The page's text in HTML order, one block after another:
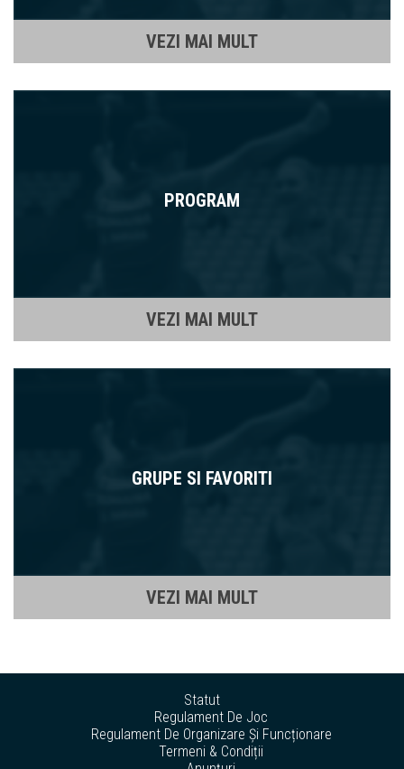
VEZI MAI MULT
PROGRAM
VEZI MAI MULT
GRUPE SI FAVORITI
VEZI MAI MULT
Statut
Regulament De Joc
Regulament De Organizare Și Funcționare
Termeni & Condiții